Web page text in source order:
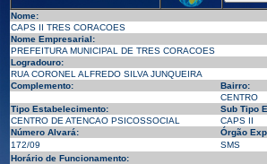
Nome:
CAPS II TRES CORACOES
Nome Empresarial:
PREFEITURA MUNICIPAL DE TRES CORACOES
Logradouro:
RUA CORONEL ALFREDO SILVA JUNQUEIRA
Complemento:
Bairro:
CENTRO
Tipo Estabelecimento:
Sub Tipo
CENTRO DE ATENCAO PSICOSSOCIAL
CAPS II
Número Alvará:
Órgão
172/09
SMS
Horário de Funcionamento: